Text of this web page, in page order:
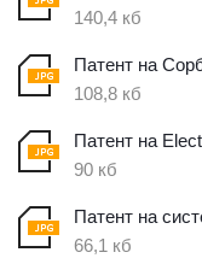
140,4 кб
Патент на
108,8 кб
Патент на
90 кб
Патент на
66,1 кб